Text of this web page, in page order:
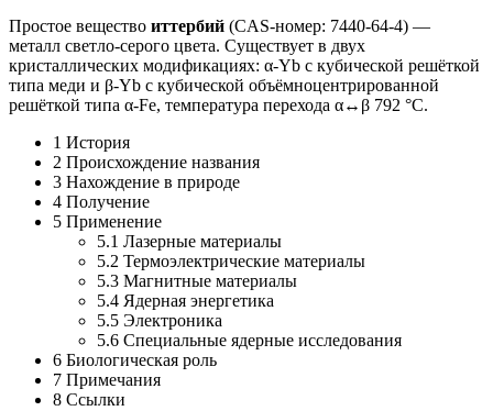
Простое вещество иттербий (CAS-номер: 7440-64-4) —
металл светло-серого цвета. Существует в двух
кристаллических модификациях: α-Yb с кубической решёткой
типа меди и β-Yb с кубической объёмноцентрированной
решёткой типа α-Fe, температура перехода α↔β 792 °C.
1 История
2 Происхождение названия
3 Нахождение в природе
4 Получение
5 Применение
5.1 Лазерные материалы
5.2 Термоэлектрические материалы
5.3 Магнитные материалы
5.4 Ядерная энергетика
5.5 Электроника
5.6 Специальные ядерные исследования
6 Биологическая роль
7 Примечания
8 Ссылки